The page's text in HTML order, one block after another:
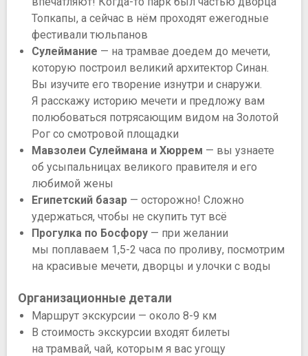
Топкапы, а сейчас в нём проходят ежегодные
фестивали тюльпанов
Сулеймание — на трамвае доедем до мечети,
которую построил великий архитектор Синан.
Вы изучите его творение изнутри и снаружи.
Я расскажу историю мечети и предложу вам
полюбоваться потрясающим видом на Золотой
Рог со смотровой площадки
Мавзолеи Сулеймана и Хюррем — вы узнаете
об усыпальницах великого правителя и его
любимой жены
Египетский базар — осторожно! Сложно
удержаться, чтобы не скупить тут всё
Прогулка по Босфору — при желании
мы поплаваем 1,5-2 часа по проливу, посмотрим
на красивые мечети, дворцы и улочки с воды
Организационные детали
Маршрут экскурсии — около 8-9 км
В стоимость экскурсии входят билеты
на трамвай, чай, которым я вас угощу